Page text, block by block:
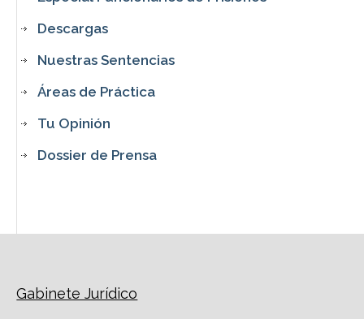
Descargas
Nuestras Sentencias
Áreas de Práctica
Tu Opinión
Dossier de Prensa
Gabinete Jurídico